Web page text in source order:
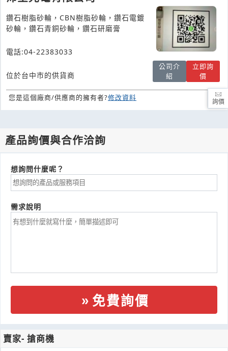
鑽石樹脂砂輪，CBN樹脂砂輪，鑽石電鍍
砂輪，鑽石青銅砂輪，鑽石研磨膏
電話:04-22383033
位於台中市的供貨商
公司介
紹
立即詢
價
您是這個廠商/供應商的擁有者?修改資料
產品詢價與合作洽詢
想詢問什麼呢？
需求說明
免費詢價
賣家- 搶商機
詢價